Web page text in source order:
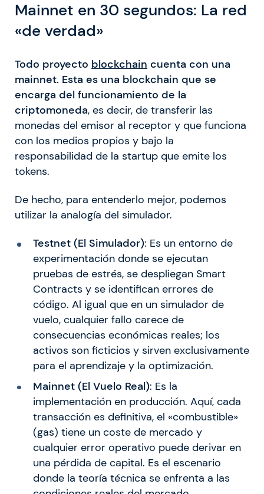
Mainnet en 30 segundos: La red
«de verdad»
Todo proyecto blockchain cuenta con una
mainnet. Esta es una blockchain que se
encarga del funcionamiento de la
criptomoneda, es decir, de transferir las
monedas del emisor al receptor y que funciona
con los medios propios y bajo la
responsabilidad de la startup que emite los
tokens.
De hecho, para entenderlo mejor, podemos
utilizar la analogía del simulador.
Testnet (El Simulador): Es un entorno de
experimentación donde se ejecutan
pruebas de estrés, se despliegan Smart
Contracts y se identifican errores de
código. Al igual que en un simulador de
vuelo, cualquier fallo carece de
consecuencias económicas reales; los
activos son ficticios y sirven exclusivamente
para el aprendizaje y la optimización.
Mainnet (El Vuelo Real): Es la
implementación en producción. Aquí, cada
transacción es definitiva, el «combustible»
(gas) tiene un coste de mercado y
cualquier error operativo puede derivar en
una pérdida de capital. Es el escenario
donde la teoría técnica se enfrenta a las